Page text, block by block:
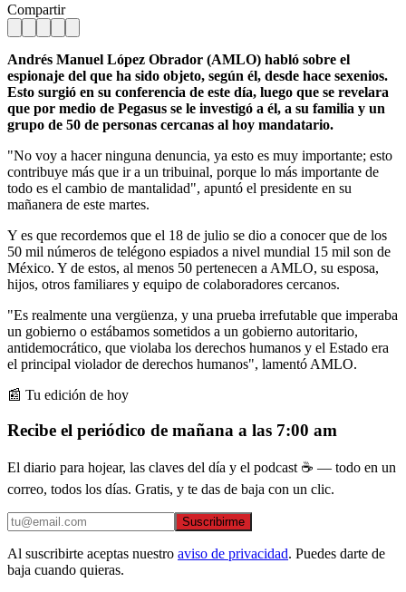
Compartir
Andrés Manuel López Obrador (AMLO) habló sobre el
espionaje del que ha sido objeto, según él, desde hace sexenios.
Esto surgió en su conferencia de este día, luego que se revelara
que por medio de Pegasus se le investigó a él, a su familia y un
grupo de 50 de personas cercanas al hoy mandatario.
"No voy a hacer ninguna denuncia, ya esto es muy importante; esto
contribuye más que ir a un tribuinal, porque lo más importante de
todo es el cambio de mantalidad", apuntó el presidente en su
mañanera de este martes.
Y es que recordemos que el 18 de julio se dio a conocer que de los
50 mil números de telégono espiados a nivel mundial 15 mil son de
México. Y de estos, al menos 50 pertenecen a AMLO, su esposa,
hijos, otros familiares y equipo de colaboradores cercanos.
"Es realmente una vergüenza, y una prueba irrefutable que imperaba
un gobierno o estábamos sometidos a un gobierno autoritario,
antidemocrático, que violaba los derechos humanos y el Estado era
el principal violador de derechos humanos", lamentó AMLO.
📰 Tu edición de hoy
Recibe el periódico de mañana a las 7:00 am
El diario para hojear, las claves del día y el podcast ☕ — todo en un
correo, todos los días. Gratis, y te das de baja con un clic.
Suscribirme
Al suscribirte aceptas nuestro aviso de privacidad. Puedes darte de
baja cuando quieras.